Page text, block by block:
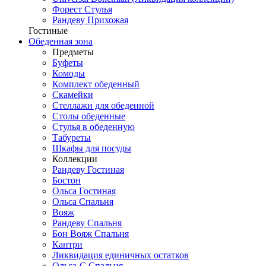
Форест Стулья
Рандеву Прихожая
Гостиные
Обеденная зона
Предметы
Буфеты
Комоды
Комплект обеденный
Скамейки
Стеллажи для обеденной
Столы обеденные
Стулья в обеденную
Табуреты
Шкафы для посуды
Коллекции
Рандеву Гостиная
Бостон
Ольса Гостиная
Ольса Спальня
Вояж
Рандеву Спальня
Бон Вояж Спальня
Кантри
Ликвидация единичных остатков